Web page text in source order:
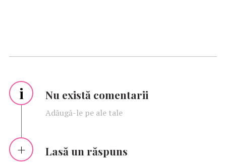
i Nu există comentarii
Adăugă-le pe ale tale
Lasă un răspuns